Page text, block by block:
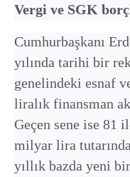
Vergi ve SGK
Cumhurbaşkanı
yılında tarihi bir
genelindeki esnaf
liralık finansman
Geçen sene ise 81
milyar lira
yıllık bazda yeni